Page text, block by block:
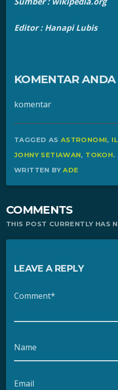
Editor : Hanapi Lubis
KOMENTAR ANDA
komentar
TAGGED AS ASTRONOMI,
JOHNY SETIAWAN, TOKOH.
WRITTEN BYADE
COMMENTS
THIS POST CURRENTLY HAS
LEAVE A REPLY
Comment*
Name
Email